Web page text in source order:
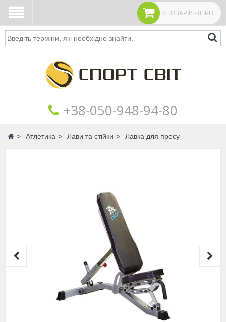
0 ТОВАРІВ - 0ГРН
Пошук
+38‎‎-050-948-94-80
Головна
Атлетика Лави та стійки Лавка для пресу